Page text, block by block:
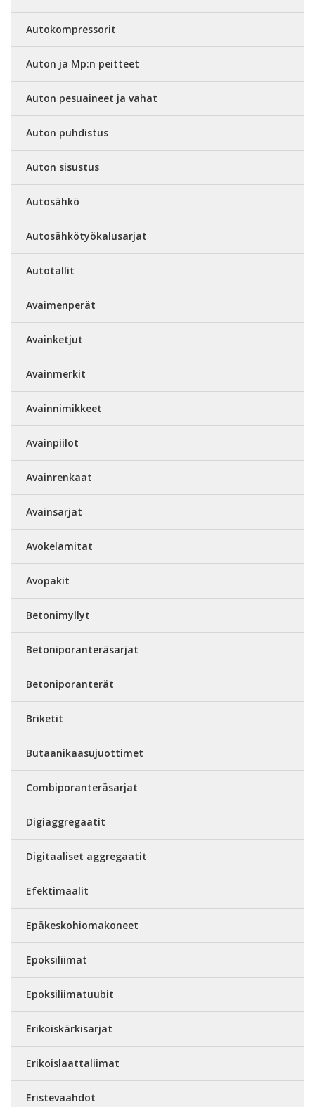
Autokompressorit
Auton ja Mp:n peitteet
Auton pesuaineet ja vahat
Auton puhdistus
Auton sisustus
Autosähkö
Autosähkötyökalusarjat
Autotallit
Avaimenperät
Avainketjut
Avainmerkit
Avainnimikkeet
Avainpiilot
Avainrenkaat
Avainsarjat
Avokelamitat
Avopakit
Betonimyllyt
Betoniporanteräsarjat
Betoniporanterät
Briketit
Butaanikaasujuottimet
Combiporanteräsarjat
Digiaggregaatit
Digitaaliset aggregaatit
Efektimaalit
Epäkeskohiomakoneet
Epoksiliimat
Epoksiliimatuubit
Erikoiskärkisarjat
Erikoislaattaliimat
Eristevaahdot